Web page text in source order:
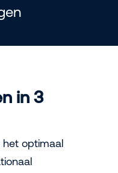
in 3
het optimaal